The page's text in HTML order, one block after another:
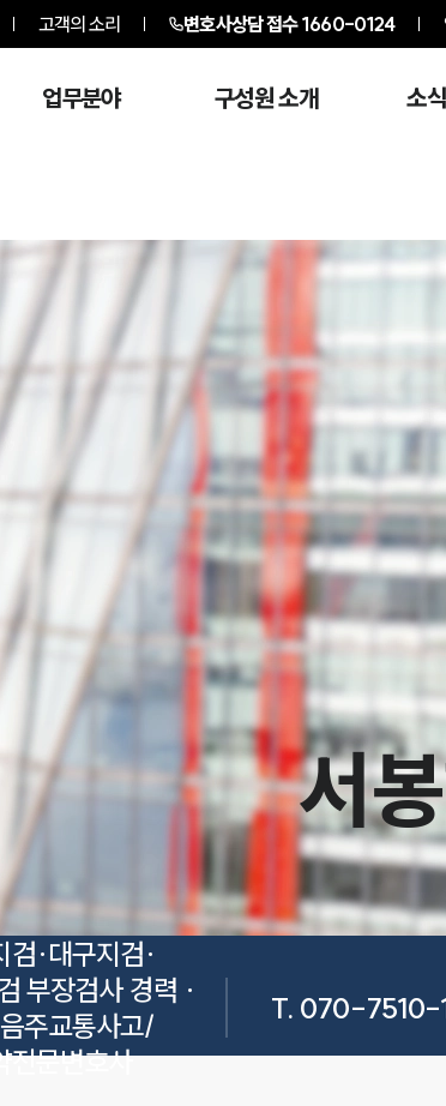
고객의 소리 변호사상담 접수1660-0124
업무분야 구성원 소개 소
서
검·대구지검·
부장검사 경력 ·
주교통사고/
전문변호사
T. 070-7510-